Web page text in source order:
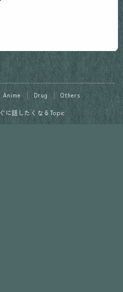
Anime Drug Others
に話したくなるTopic